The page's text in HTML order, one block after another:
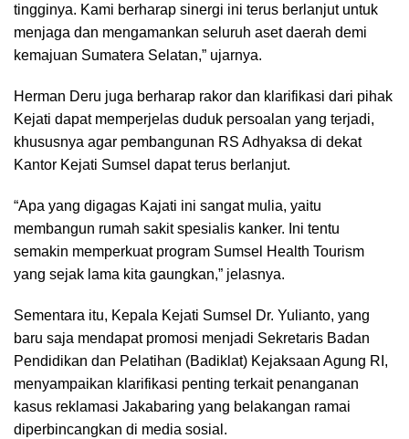
tingginya. Kami berharap sinergi ini terus berlanjut untuk
menjaga dan mengamankan seluruh aset daerah demi
kemajuan Sumatera Selatan,” ujarnya.
Herman Deru juga berharap rakor dan klarifikasi dari pihak
Kejati dapat memperjelas duduk persoalan yang terjadi,
khususnya agar pembangunan RS Adhyaksa di dekat
Kantor Kejati Sumsel dapat terus berlanjut.
“Apa yang digagas Kajati ini sangat mulia, yaitu
membangun rumah sakit spesialis kanker. Ini tentu
semakin memperkuat program Sumsel Health Tourism
yang sejak lama kita gaungkan,” jelasnya.
Sementara itu, Kepala Kejati Sumsel Dr. Yulianto, yang
baru saja mendapat promosi menjadi Sekretaris Badan
Pendidikan dan Pelatihan (Badiklat) Kejaksaan Agung RI,
menyampaikan klarifikasi penting terkait penanganan
kasus reklamasi Jakabaring yang belakangan ramai
diperbincangkan di media sosial.